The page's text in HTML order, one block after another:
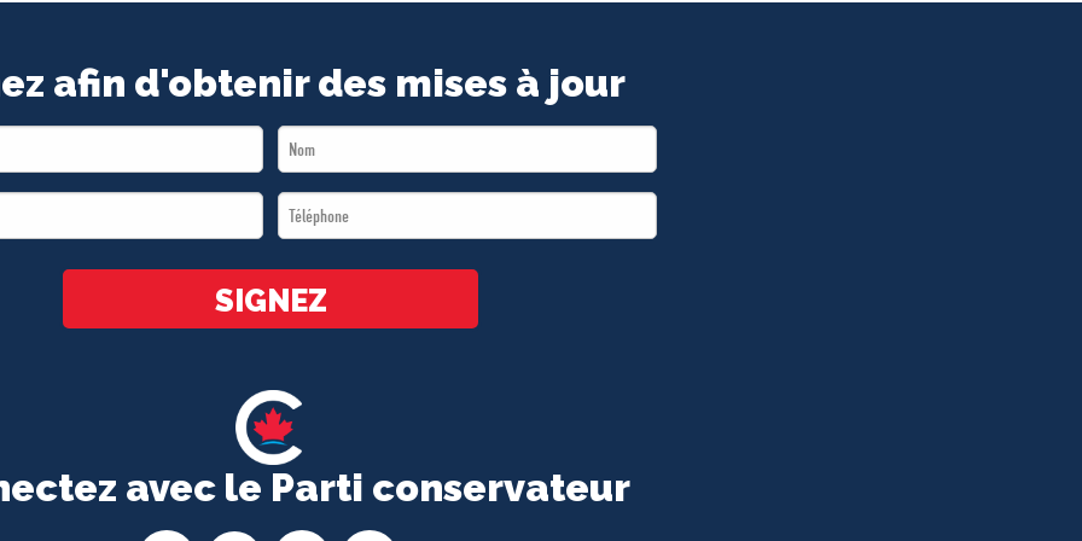
avec le Parti conservateur
afin d'obtenir des mises à jour
Last
Name
Téléphone
*
SIGNEZ